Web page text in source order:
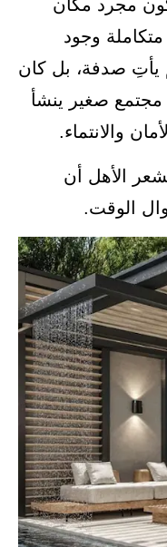
مجرد مكان
وجود
يأتِ صدفة، بل كان
صغير ينشأ
والانتماء.
الأهل أن
الوقت.